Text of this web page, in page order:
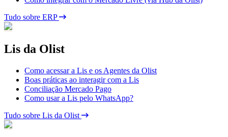
Tudo sobre ERP
Lis da Olist
Como acessar a Lis e os Agentes da Olist
Boas práticas ao interagir com a Lis
Conciliação Mercado Pago
Como usar a Lis pelo WhatsApp?
Tudo sobre Lis da Olist